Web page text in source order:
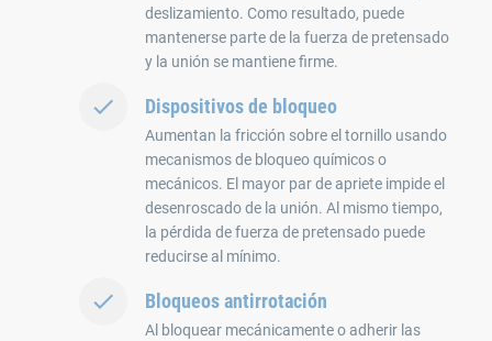
deslizamiento. Como resultado, puede
mantenerse parte de la fuerza de pretensado
y la unión se mantiene firme.
Dispositivos de bloqueo
Aumentan la fricción sobre el tornillo usando
mecanismos de bloqueo químicos o
mecánicos. El mayor par de apriete impide el
desenroscado de la unión. Al mismo tiempo,
la pérdida de fuerza de pretensado puede
reducirse al mínimo.
Bloqueos antirrotación
Al bloquear mecánicamente o adherir las